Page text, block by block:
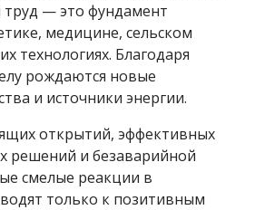
— это фундамент
медицине, сельском
технологиях. Благодаря
рождаются новые
и источники энергии.
открытий, эффективных
решений и безаварийной
смелые реакции в
только к позитивным